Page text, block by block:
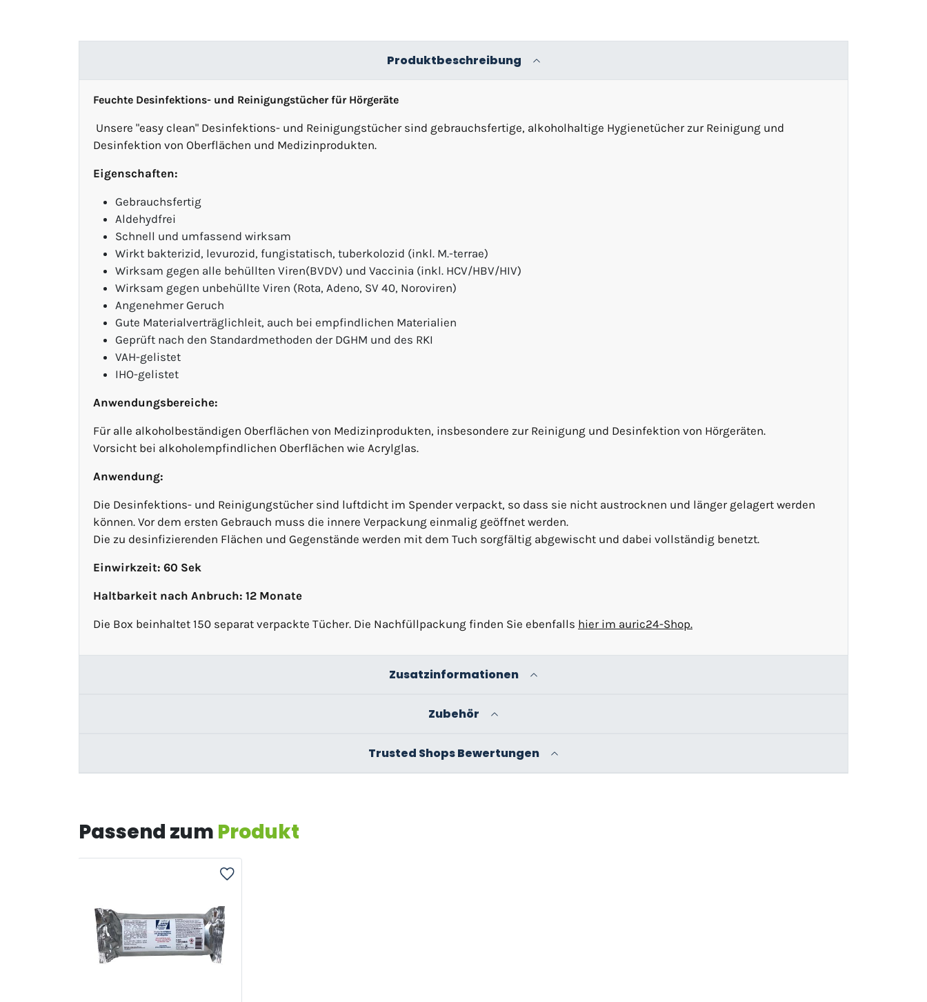
Produktbeschreibung
Feuchte Desinfektions- und Reinigungstücher für Hörgeräte
Unsere "easy clean" Desinfektions- und Reinigungstücher sind gebrauchsfertige, alkoholhaltige Hygienetücher zur Reinigung und
Desinfektion von Oberflächen und Medizinprodukten.
Eigenschaften:
Gebrauchsfertig
Aldehydfrei
Schnell und umfassend wirksam
Wirkt bakterizid, levurozid, fungistatisch, tuberkolozid (inkl. M.-terrae)
Wirksam gegen alle behüllten Viren(BVDV) und Vaccinia (inkl. HCV/HBV/HIV)
Wirksam gegen unbehüllte Viren (Rota, Adeno, SV 40, Noroviren)
Angenehmer Geruch
Gute Materialverträglichleit, auch bei empfindlichen Materialien
Geprüft nach den Standardmethoden der DGHM und des RKI
VAH-gelistet
IHO-gelistet
Anwendungsbereiche:
Für alle alkoholbeständigen Oberflächen von Medizinprodukten, insbesondere zur Reinigung und Desinfektion von Hörgeräten.
Vorsicht bei alkoholempfindlichen Oberflächen wie Acrylglas.
Anwendung:
Die Desinfektions- und Reinigungstücher sind luftdicht im Spender verpackt, so dass sie nicht austrocknen und länger gelagert werden
können. Vor dem ersten Gebrauch muss die innere Verpackung einmalig geöffnet werden.
Die zu desinfizierenden Flächen und Gegenstände werden mit dem Tuch sorgfältig abgewischt und dabei vollständig benetzt.
Einwirkzeit: 60 Sek
Haltbarkeit nach Anbruch: 12 Monate
Die Box beinhaltet 150 separat verpackte Tücher. Die Nachfüllpackung finden Sie ebenfalls hier im auric24-Shop.
Zusatzinformationen
Zubehör
Trusted Shops Bewertungen
Passend zum Produkt